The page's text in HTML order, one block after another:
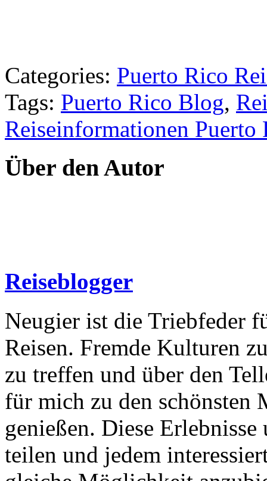
Categories: Puerto Rico
Tags: Puerto Rico Blog,
Reiseinformationen Puerto
Über den Autor
Reiseblogger
Neugier ist die Triebfeder
Reisen. Fremde Kulturen
zu treffen und über den
für mich zu den schönsten
genießen. Diese
teilen und jedem